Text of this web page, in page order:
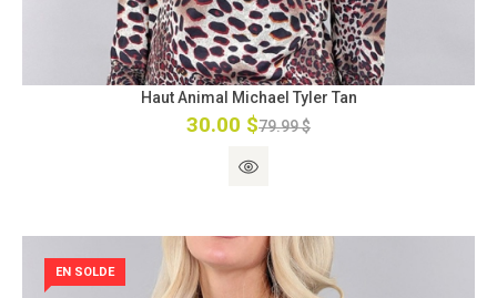
Haut Animal Michael Tyler Tan
30.00 $79.99 $
EN SOLDE